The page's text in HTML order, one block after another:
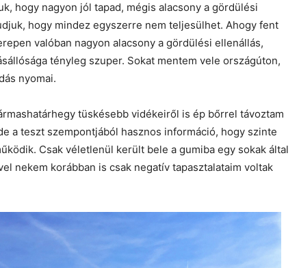
hogy nagyon jól tapad, mégis alacsony a gördülési
hogy mindez egyszerre nem teljesülhet. Ahogy fent
valóban nagyon alacsony a gördülési ellenállás,
tényleg szuper. Sokat mentem vele országúton,
nyomai.
tüskésebb vidékeiről is ép bőrrel távoztam
a teszt szempontjából hasznos információ, hogy szinte
Csak véletlenül került bele a gumiba egy sokak által
nekem korábban is csak negatív tapasztalataim voltak